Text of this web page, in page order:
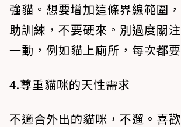
強貓。想要增加這條界線範圍
助訓練，不要硬來。別過度關
一動，例如貓上廁所，每次都
4️.尊重貓咪的天性需求
不適合外出的貓咪，不遛。喜